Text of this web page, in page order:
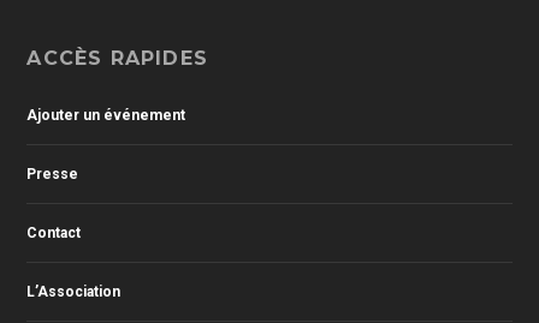
ACCÈS RAPIDES
Ajouter un événement
Presse
Contact
L’Association